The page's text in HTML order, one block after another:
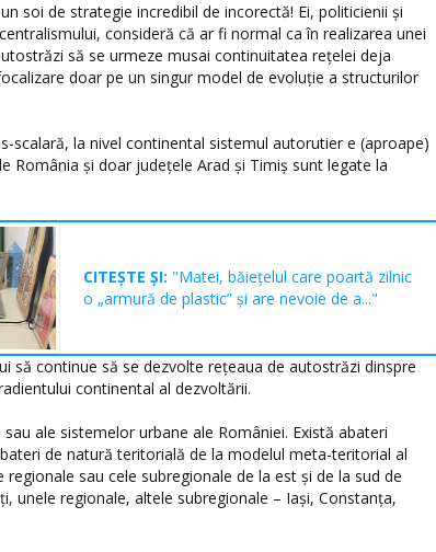
soi de strategie incredibil de incorectă! Ei, politicienii şi
consideră că ar fi normal ca în realizarea unei
să se urmeze musai continuitatea reţelei deja
doar pe un singur model de evoluţie a structurilor
scalară, la nivel continental sistemul autorutier e (aproape)
România şi doar judeţele Arad şi Timiş sunt legate la
CITEȘTE ȘI: "Matei, băiețelul care poartă zilnic
o „armură de plastic” și are nevoie de a..."
să continue să se dezvolte reţeaua de autostrăzi dinspre
continental al dezvoltării.
ale sistemelor urbane ale României. Există abateri
de natură teritorială de la modelul meta-teritorial al
regionale sau cele subregionale de la est şi de la sud de
unele regionale, altele subregionale – Iaşi, Constanţa,